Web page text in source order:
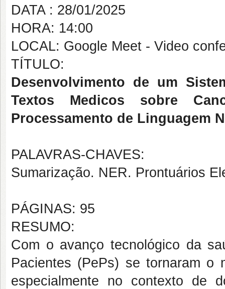
DATA : 28/01/2025
HORA: 14:00
LOCAL: Google Meet - Video
TÍTULO:
Desenvolvimento de um
Textos Medicos sobre
Processamento de Linguagem
PALAVRAS-CHAVES:
Sumarização. NER. Prontuários
PÁGINAS: 95
RESUMO:
Com o avanço tecnológico da
Pacientes (PePs) se tornaram o
especialmente no contexto de